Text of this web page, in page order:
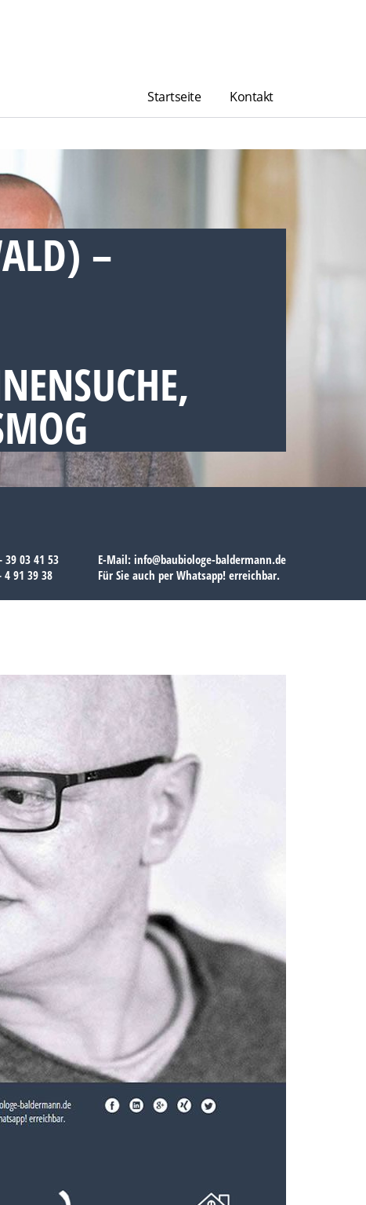
Startseite Kontakt
–
39 03 41 53
4 91 39 38
E-Mail: info@baubiologe-baldermann.de
Für Sie auch per Whatsapp! erreichbar.